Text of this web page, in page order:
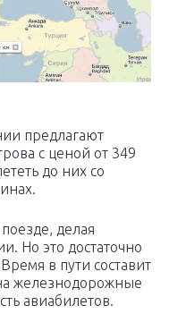
предлагают
с ценой от 349
до них со
делая
Но это достаточно
в пути составит
железнодорожные
авиабилетов.